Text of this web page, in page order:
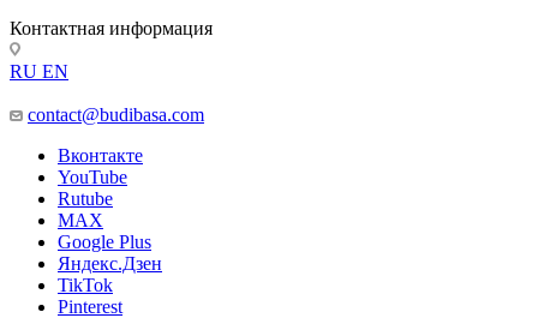
Контактная информация
RU EN
contact@budibasa.com
Вконтакте
YouTube
Rutube
MAX
Google Plus
Яндекс.Дзен
TikTok
Pinterest